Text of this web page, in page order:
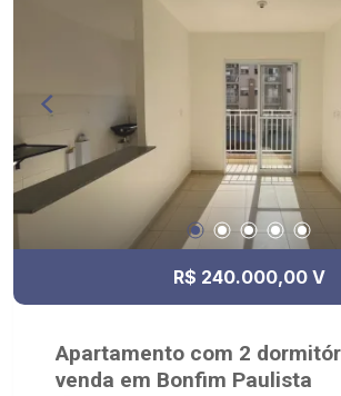
R$ 240.000,00 V
Apartamento com 2
venda em Bonfim Paulista